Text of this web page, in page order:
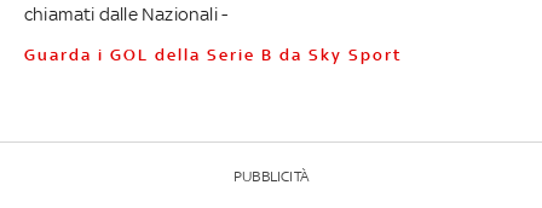
chiamati dalle Nazionali -
Guarda i GOL della Serie B da Sky Sport
PUBBLICITÀ